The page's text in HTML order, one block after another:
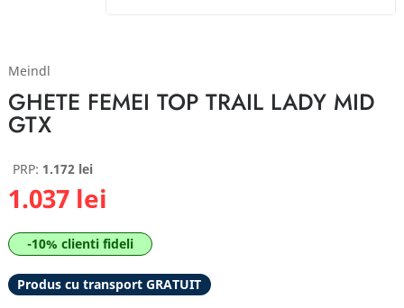
Meindl
GHETE FEMEI TOP TRAIL LADY MID
GTX
PRP: 1.172 lei
1.037 lei
-10% clienti fideli
Produs cu transport GRATUIT